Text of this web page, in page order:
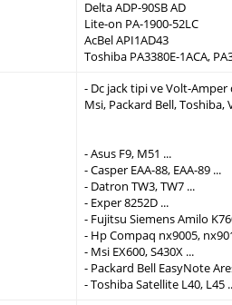
Delta ADP-90SB AD
Lite-on PA-1900-52LC
AcBel API1AD43
Toshiba PA3380E-1ACA,
- Dc jack tipi ve Volt-
Msi, Packard Bell,
- Asus F9, M51 ...
- Casper EAA-88, EAA-89 ...
- Datron TW3, TW7 ...
- Exper 8252D ...
- Fujitsu Siemens Amilo
- Hp Compaq nx9005,
- Msi EX600, S430X ...
- Packard Bell EasyNote
- Toshiba Satellite L40, L45